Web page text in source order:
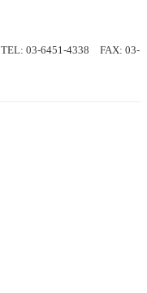
TEL: 03-6451-4338 FAX: 03-